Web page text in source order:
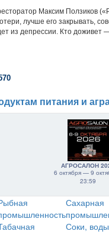
Максим Ползиков
лучше его закрывать,
из депрессии. Кто
питания и
АГРОСАЛОН
6 октября — 9
23:59
Сахарная
Соки,